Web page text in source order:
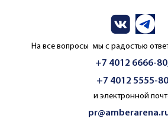
На все вопросы мы с радостью
+7 4012 6666-
+7 4012 5555-80
и электронной